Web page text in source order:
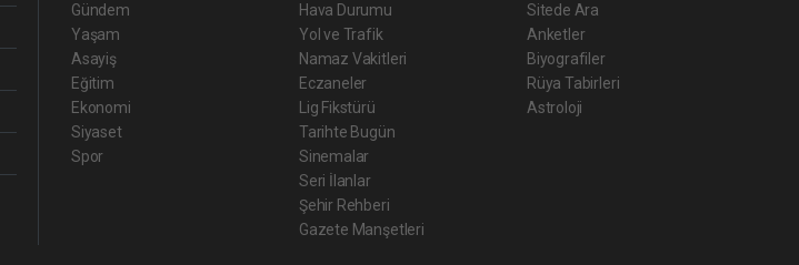
Gündem
Yaşam
Asayiş
Eğitim
Ekonomi
Siyaset
Spor
Hava Durumu
Yol ve Trafik
Namaz Vakitleri
Eczaneler
Lig Fikstürü
Tarihte Bugün
Sinemalar
Seri İlanlar
Şehir Rehberi
Gazete Manşetleri
Sitede Ara
Anketler
Biyografiler
Rüya Tabirleri
Astroloji